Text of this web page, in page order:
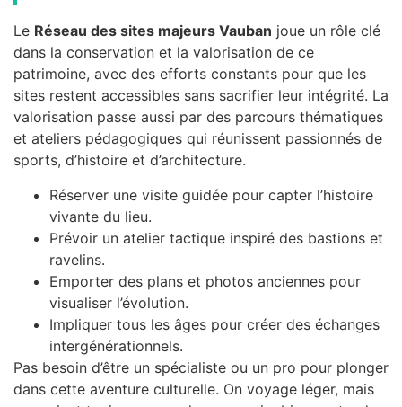
Le Réseau des sites majeurs Vauban joue un rôle clé
dans la conservation et la valorisation de ce
patrimoine, avec des efforts constants pour que les
sites restent accessibles sans sacrifier leur intégrité. La
valorisation passe aussi par des parcours thématiques
et ateliers pédagogiques qui réunissent passionnés de
sports, d’histoire et d’architecture.
Réserver une visite guidée pour capter l’histoire
vivante du lieu.
Prévoir un atelier tactique inspiré des bastions et
ravelins.
Emporter des plans et photos anciennes pour
visualiser l’évolution.
Impliquer tous les âges pour créer des échanges
intergénérationnels.
Pas besoin d’être un spécialiste ou un pro pour plonger
dans cette aventure culturelle. On voyage léger, mais